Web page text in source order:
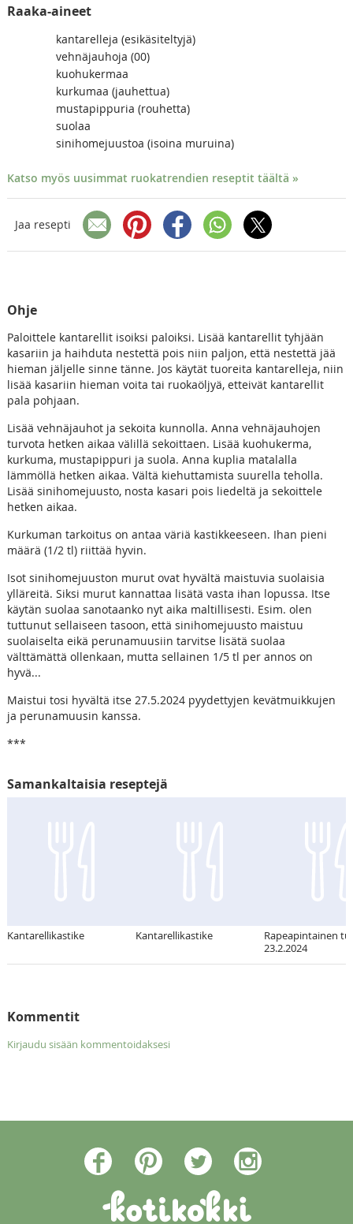
Raaka-aineet
kantarelleja (esikäsiteltyjä)
vehnäjauhoja (00)
kuohukermaa
kurkumaa (jauhettua)
mustapippuria (rouhetta)
suolaa
sinihomejuustoa (isoina muruina)
Katso myös uusimmat ruokatrendien reseptit täältä »
Jaa resepti
Ohje
Paloittele kantarellit isoiksi paloiksi. Lisää kantarellit tyhjään
kasariin ja haihduta nestettä pois niin paljon, että nestettä jää
hieman jäljelle sinne tänne. Jos käytät tuoreita kantarelleja, niin
lisää kasariin hieman voita tai ruokaöljyä, etteivät kantarellit
pala pohjaan.
Lisää vehnäjauhot ja sekoita kunnolla. Anna vehnäjauhojen
turvota hetken aikaa välillä sekoittaen. Lisää kuohukerma,
kurkuma, mustapippuri ja suola. Anna kuplia matalalla
lämmöllä hetken aikaa. Vältä kiehuttamista suurella teholla.
Lisää sinihomejuusto, nosta kasari pois liedeltä ja sekoittele
hetken aikaa.
Kurkuman tarkoitus on antaa väriä kastikkeeseen. Ihan pieni
määrä (1/2 tl) riittää hyvin.
Isot sinihomejuuston murut ovat hyvältä maistuvia suolaisia
ylläreitä. Siksi murut kannattaa lisätä vasta ihan lopussa. Itse
käytän suolaa sanotaanko nyt aika maltillisesti. Esim. olen
tuttunut sellaiseen tasoon, että sinihomejuusto maistuu
suolaiselta eikä perunamuusiin tarvitse lisätä suolaa
välttämättä ollenkaan, mutta sellainen 1/5 tl per annos on
hyvä...
Maistui tosi hyvältä itse 27.5.2024 pyydettyjen kevätmuikkujen
ja perunamuusin kanssa.
***
Samankaltaisia reseptejä
Kantarellikastike Kantarellikastike
Rapeapintainen
23.2.2024
Kommentit
Kirjaudu sisään kommentoidaksesi